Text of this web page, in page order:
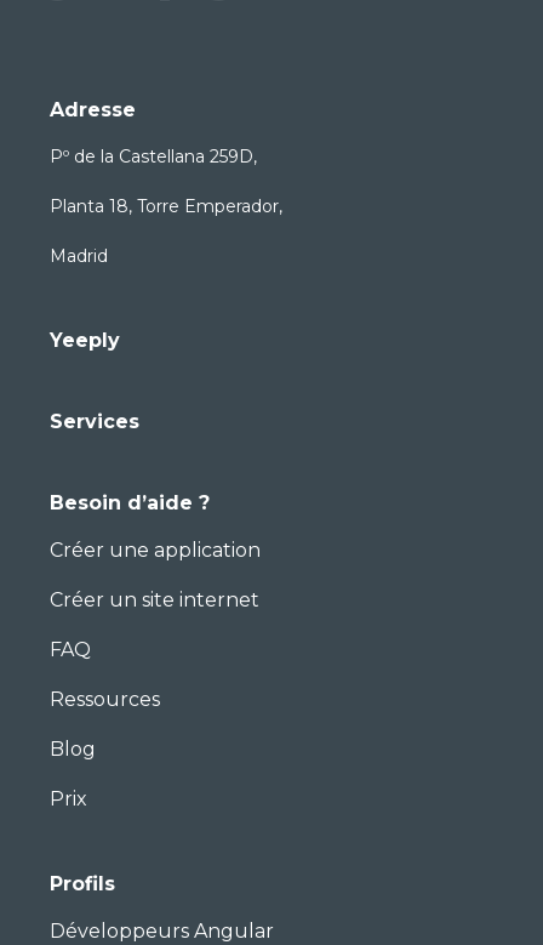
Adresse
Pº de la Castellana 259D,
Planta 18, Torre Emperador,
Madrid
Yeeply
Services
Besoin d’aide ?
Créer une application
Créer un site internet
FAQ
Ressources
Blog
Prix
Profils
Développeurs Angular